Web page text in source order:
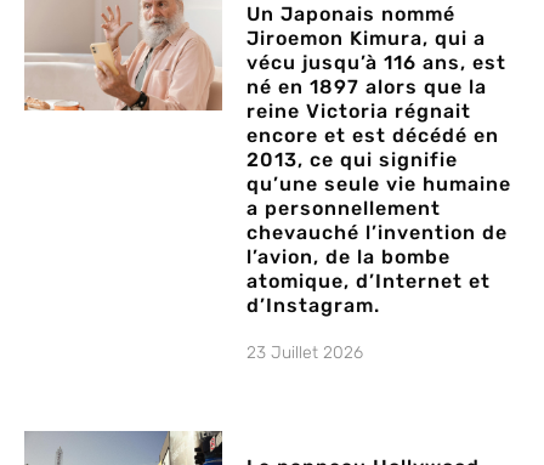
Un Japonais nommé
Jiroemon Kimura, qui a
vécu jusqu’à 116 ans, est
né en 1897 alors que la
reine Victoria régnait
encore et est décédé en
2013, ce qui signifie
qu’une seule vie humaine
a personnellement
chevauché l’invention de
l’avion, de la bombe
atomique, d’Internet et
d’Instagram.
23 Juillet 2026